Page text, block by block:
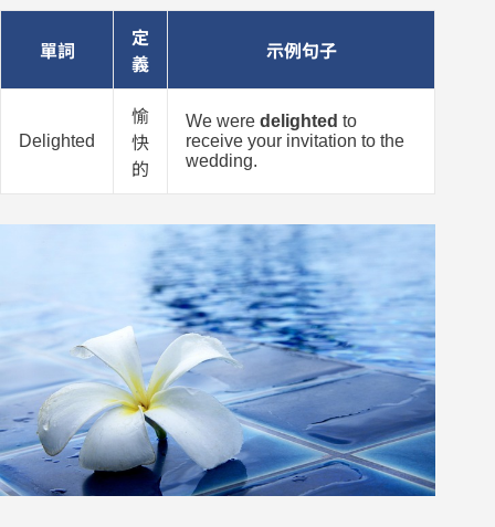
單詞
定
義
示例句子
Delighted
愉
快
的
We weredelighted to
receive your invitation to the
wedding.